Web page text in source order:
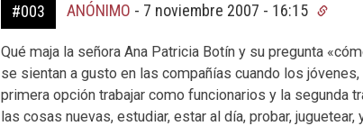
#003 ANÓNIMO - 7 noviembre 2007 - 16:15
Qué maja la señora Ana Patricia Botín y su pregunta
se sientan a gusto en las compañías cuando los
primera opción trabajar como funcionarios y la segunda
las cosas nuevas, estudiar, estar al día, probar,